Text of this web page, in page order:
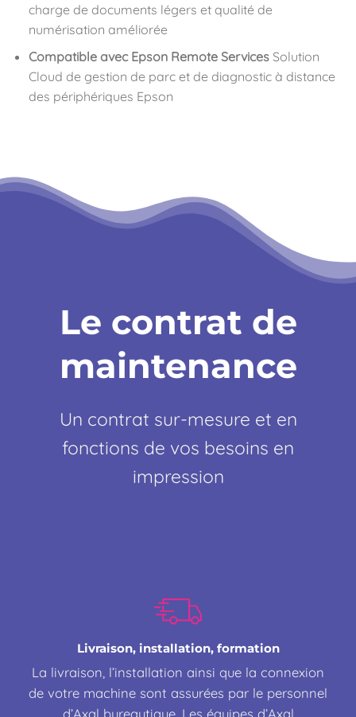
charge de documents légers et qualité de
numérisation améliorée
Compatible avec Epson Remote ServicesSolution
Cloud de gestion de parc et de diagnostic à distance
des périphériques Epson
Le contrat de
maintenance
Un contrat sur-mesure et en
fonctions de vos besoins en
impression
Livraison, installation, formation
La livraison, l’installation ainsi que la connexion
de votre machine sont assurées par le personnel
d’Axal bureautique. Les équipes d’Axal